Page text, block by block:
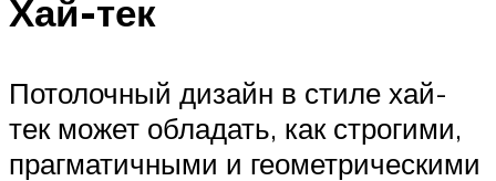
Хай-тек
Потолочный дизайн в стиле хай-
тек может обладать, как строгими,
прагматичными и геометрическими